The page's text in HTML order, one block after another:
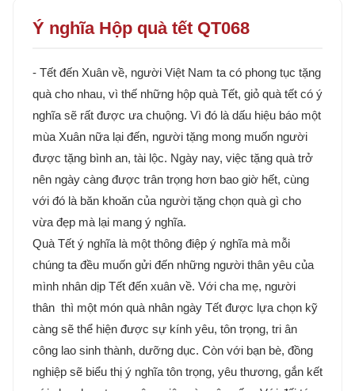
Ý nghĩa Hộp quà tết QT068
- Tết đến Xuân về, người Việt Nam ta có phong tục tặng
quà cho nhau, vì thế những hộp quà Tết, giỏ quà tết có ý
nghĩa sẽ rất được ưa chuộng. Vì đó là dấu hiệu báo một
mùa Xuân nữa lại đến, người tặng mong muốn người
được tặng bình an, tài lộc. Ngày nay, việc tặng quà trở
nên ngày càng được trân trọng hơn bao giờ hết, cùng
với đó là băn khoăn của người tặng chọn quà gì cho
vừa đẹp mà lại mang ý nghĩa.
Quà Tết ý nghĩa là một thông điệp ý nghĩa mà mỗi
chúng ta đều muốn gửi đến những người thân yêu của
mình nhân dịp Tết đến xuân về. Với cha mẹ, người
thân thì một món quà nhân ngày Tết được lựa chọn kỹ
càng sẽ thể hiện được sự kính yêu, tôn trọng, tri ân
công lao sinh thành, dưỡng dục. Còn với bạn bè, đồng
nghiệp sẽ biểu thị ý nghĩa tôn trọng, yêu thương, gắn kết